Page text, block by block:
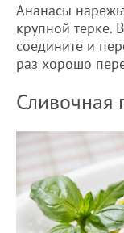
Ананасы
крупной терке.
соедините и
раз хорошо
Сливочная